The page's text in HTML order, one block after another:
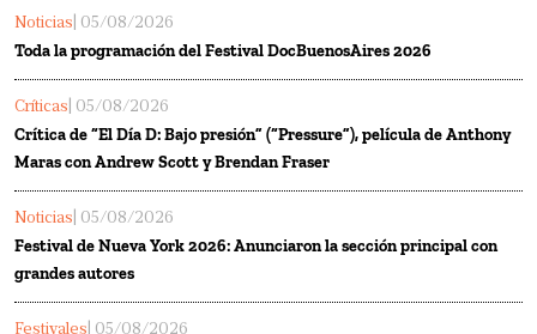
Noticias | 05/08/2026
Toda la programación del Festival DocBuenosAires 2026
Críticas | 05/08/2026
Crítica de “El Día D: Bajo presión” (“Pressure”), película de Anthony
Maras con Andrew Scott y Brendan Fraser
Noticias | 05/08/2026
Festival de Nueva York 2026: Anunciaron la sección principal con
grandes autores
Festivales | 05/08/2026